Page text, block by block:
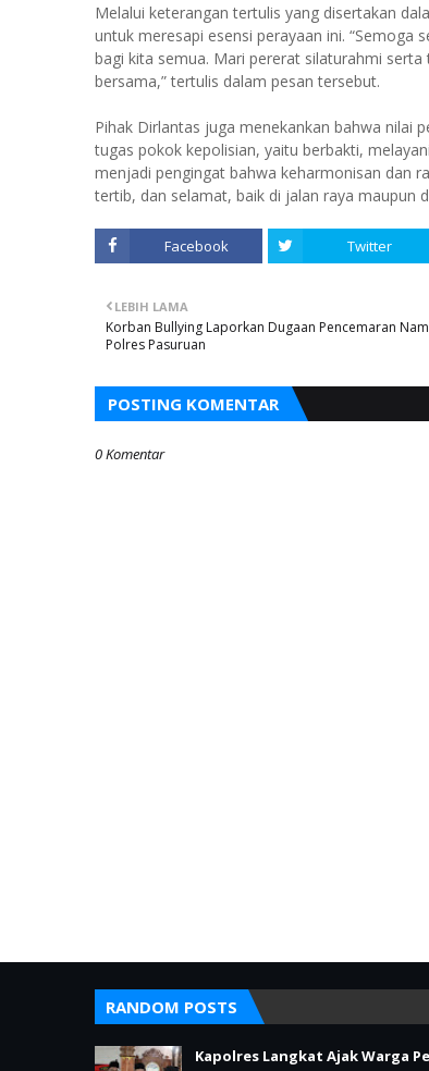
Melalui keterangan tertulis yang disertakan
untuk meresapi esensi perayaan ini. “Semoga
bagi kita semua. Mari pererat silaturahmi
bersama,” tertulis dalam pesan tersebut.
Pihak Dirlantas juga menekankan bahwa nilai
tugas pokok kepolisian, yaitu berbakti,
menjadi pengingat bahwa keharmonisan dan
tertib, dan selamat, baik di jalan raya maupun
Facebook Twitter
LEBIH LAMA
Korban Bullying Laporkan Dugaan Pencemaran
Polres Pasuruan
POSTING KOMENTAR
0 Komentar
RANDOM POSTS
Kapolres Langkat Ajak Warga